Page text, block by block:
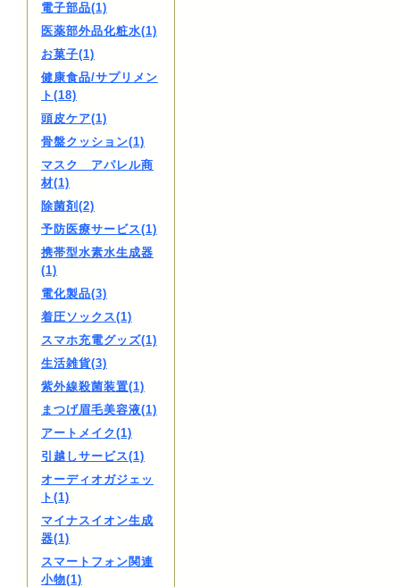
電子部品(1)
医薬部外品化粧水(1)
お菓子(1)
健康食品/サプリメン
ト(18)
頭皮ケア(1)
骨盤クッション(1)
マスク アパレル商
材(1)
除菌剤(2)
予防医療サービス(1)
携帯型水素水生成器
(1)
電化製品(3)
着圧ソックス(1)
スマホ充電グッズ(1)
生活雑貨(3)
紫外線殺菌装置(1)
まつげ眉毛美容液(1)
アートメイク(1)
引越しサービス(1)
オーディオガジェッ
ト(1)
マイナスイオン生成
器(1)
スマートフォン関連
小物(1)